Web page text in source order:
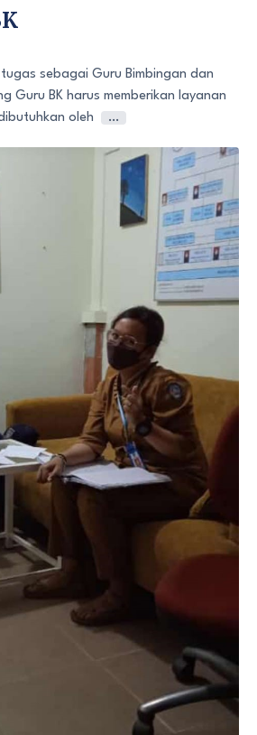
sebagai Guru Bimbingan dan
Guru BK harus memberikan layanan
oleh
…